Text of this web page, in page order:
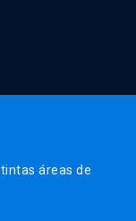
áreas de